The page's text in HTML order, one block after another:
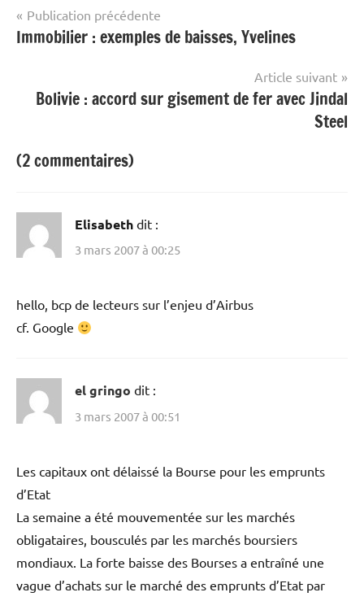
Navigation
de
Publication précédente
Immobilier : exemples de baisses, Yvelines
Article suivant
Bolivie : accord sur gisement de fer avec Jindal
Steel
(2 commentaires)
Elisabeth dit :
3 mars 2007 à 00:25
hello, bcp de lecteurs sur l’enjeu d’Airbus
cf. Google
el gringo dit :
3 mars 2007 à 00:51
Les capitaux ont délaissé la Bourse pour les emprunts
d’Etat
La semaine a été mouvementée sur les marchés
obligataires, bousculés par les marchés boursiers
mondiaux. La forte baisse des Bourses a entraîné une
vague d’achats sur le marché des emprunts d’Etat par